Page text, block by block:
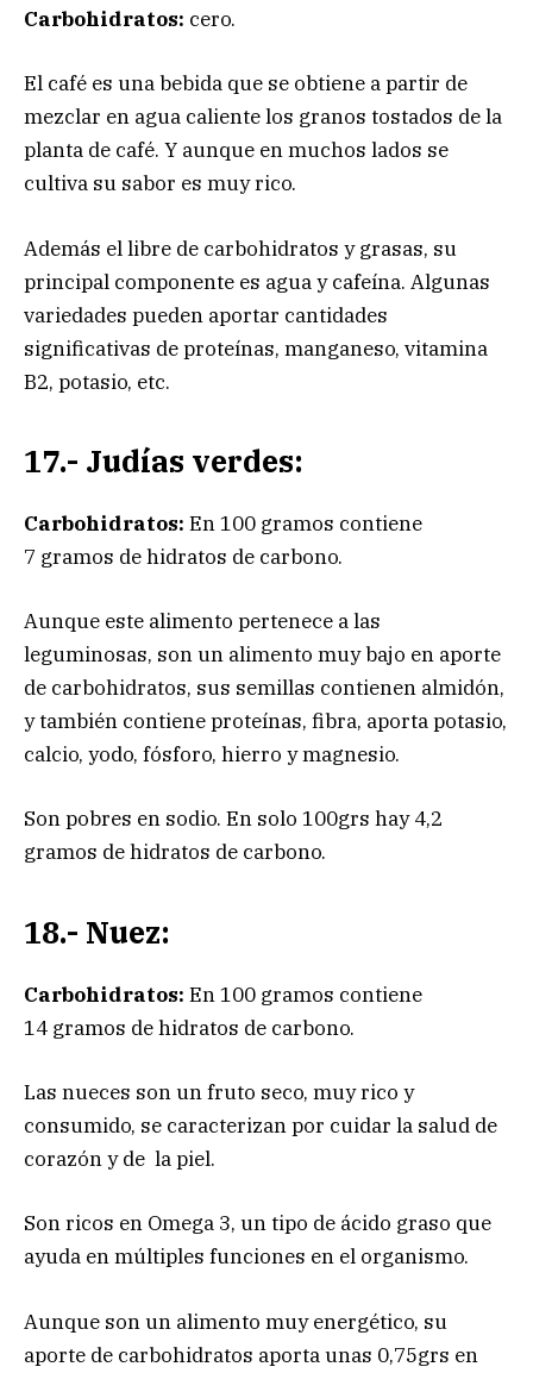
Carbohidratos: cero.
El café es una bebida que se obtiene a partir de
mezclar en agua caliente los granos tostados de la
planta de café. Y aunque en muchos lados se
cultiva su sabor es muy rico.
Además el libre de carbohidratos y grasas, su
principal componente es agua y cafeína. Algunas
variedades pueden aportar cantidades
significativas de proteínas, manganeso, vitamina
B2, potasio, etc.
17.- Judías verdes:
Carbohidratos: En 100 gramos contiene
7 gramos de hidratos de carbono.
Aunque este alimento pertenece a las
leguminosas, son un alimento muy bajo en aporte
de carbohidratos, sus semillas contienen almidón,
y también contiene proteínas, fibra, aporta potasio,
calcio, yodo, fósforo, hierro y magnesio.
Son pobres en sodio. En solo 100grs hay 4,2
gramos de hidratos de carbono.
18.- Nuez:
Carbohidratos: En 100 gramos contiene
14 gramos de hidratos de carbono.
Las nueces son un fruto seco, muy rico y
consumido, se caracterizan por cuidar la salud de
corazón y de la piel.
Son ricos en Omega 3, un tipo de ácido graso que
ayuda en múltiples funciones en el organismo.
Aunque son un alimento muy energético, su
aporte de carbohidratos aporta unas 0,75grs en